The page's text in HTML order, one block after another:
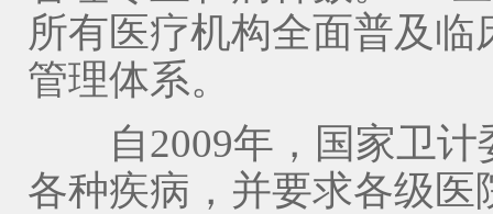
所有医疗机构全面普及
管理体系。
自2009年，国家卫计
各种疾病，并要求各级